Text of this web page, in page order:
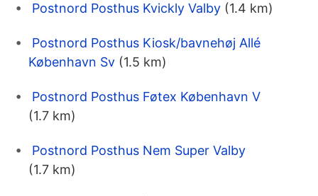
Postnord Posthus Kvickly Valby (1.4 km)
Postnord Posthus Kiosk/bavnehøj Allé
København Sv (1.5 km)
Postnord Posthus Føtex København V
(1.7 km)
Postnord Posthus Nem Super Valby
(1.7 km)